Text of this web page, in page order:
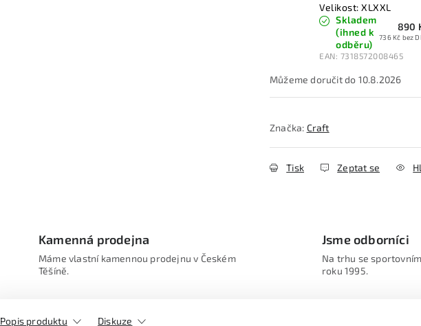
Velikost: XLXXL
Skladem
(ihned k
odběru)
EAN: 7318572008465
890
736 Kč bez
10.8.2026
Značka: Craft
Tisk Zeptat se
Kamenná prodejna
Máme vlastní kamennou prodejnu v Českém
Těšíně.
Jsme odborníci
Na trhu se
roku 1995.
Popis produktu Diskuze